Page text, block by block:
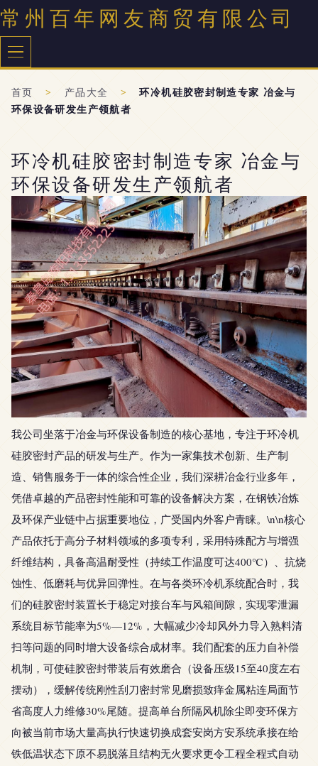
常州百年网友商贸有限公司
首页 > 产品大全 >
环冷机硅胶密封制造专家 冶金与
环保设备研发生产领航者
环冷机硅胶密封制造专家 冶金与
环保设备研发生产领航者
我公司坐落于冶金与环保设备制造的核心基地，专注于环冷机
硅胶密封产品的研发与生产。作为一家集技术创新、生产制
造、销售服务于一体的综合性企业，我们深耕冶金行业多年，
凭借卓越的产品密封性能和可靠的设备解决方案，在钢铁冶炼
及环保产业链中占据重要地位，广受国内外客户青睐。\n\n核心
产品依托于高分子材料领域的多项专利，采用特殊配方与增强
纤维结构，具备高温耐受性（持续工作温度可达400℃）、抗烧
蚀性、低磨耗与优异回弹性。在与各类环冷机系统配合时，我
们的硅胶密封装置长于稳定对接台车与风箱间隙，实现零泄漏
系统目标节能率为5%—12%，大幅减少冷却风外力导入熟料清
扫等问题的同时增大设备综合成材率。我们配套的压力自补偿
机制，可使硅胶密封带装后有效磨合（设备压级15至40度左右
摆动），缓解传统刚性刮刀密封常见磨损致痒金属粘连局面节
省高度人力维修30%尾随。提高单台所隔风机除尘即变环保方
向被当前市场大量高执行快速切换成套安岗方安系统承接在给
铁低温状态下原不易脱落且结构无火要求更令工程全程式自动